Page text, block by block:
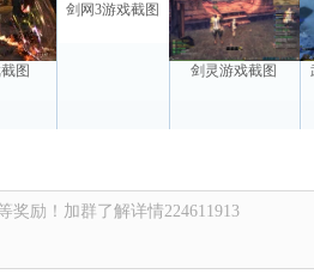
图
剑网3游戏截图
剑灵游戏截图
奖励！加群了解详情224611913